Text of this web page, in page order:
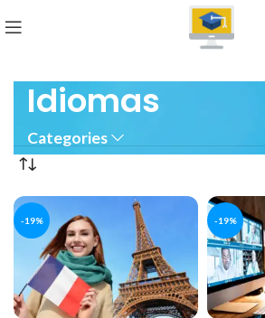
Idiomas
Categories
-19% -19%